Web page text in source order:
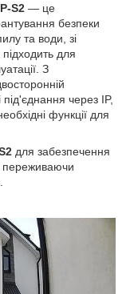
S2 — це
безпеки
та води, зі
для
З
під'єднання через IP,
функції для
для забезпечення
переживаючи